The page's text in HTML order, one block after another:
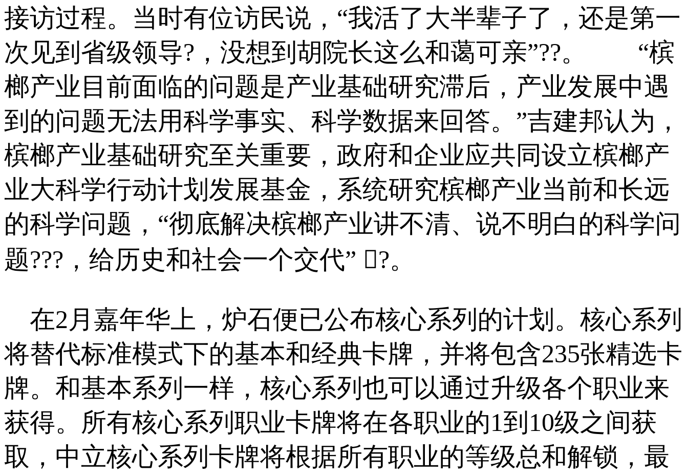
接访过程。当时有位访民说，“我活了大半辈子了，还是第一
次见到省级领导?，没想到胡院长这么和蔼可亲”??。 “槟
榔产业目前面临的问题是产业基础研究滞后，产业发展中遇
到的问题无法用科学事实、科学数据来回答。”吉建邦认为，
槟榔产业基础研究至关重要，政府和企业应共同设立槟榔产
业大科学行动计划发展基金，系统研究槟榔产业当前和长远
的科学问题，“彻底解决槟榔产业讲不清、说不明白的科学问
题???，给历史和社会一个交代” ⃣?。
在2月嘉年华上，炉石便已公布核心系列的计划。核心系列
将替代标准模式下的基本和经典卡牌，并将包含235张精选卡
牌。和基本系列一样，核心系列也可以通过升级各个职业来
获得。所有核心系列职业卡牌将在各职业的1到10级之间获
取，中立核心系列卡牌将根据所有职业的等级总和解锁，最